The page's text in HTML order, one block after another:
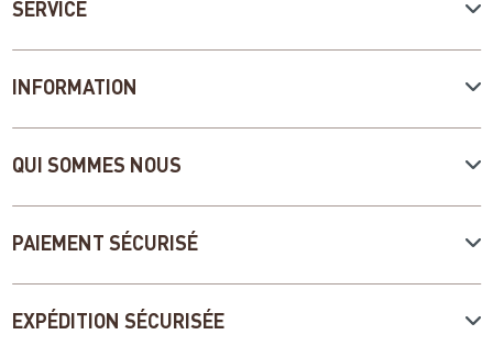
SERVICE
INFORMATION
QUI SOMMES NOUS
PAIEMENT SÉCURISÉ
EXPÉDITION SÉCURISÉE